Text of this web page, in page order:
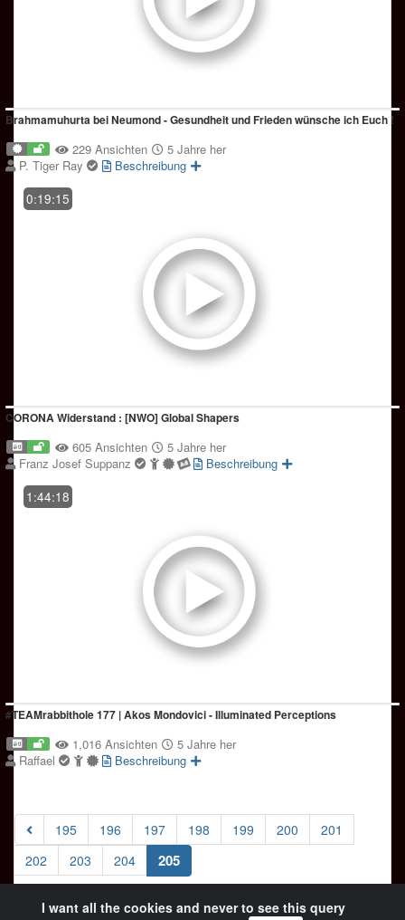
Brahmamuhurta bei Neumond - Gesundheit und Frieden wünsche ich Euch !
229 Ansichten
5 Jahre her
P. Tiger Ray
Beschreibung
0:19:15
CORONA Widerstand : [NWO] Global Shapers
605 Ansichten
5 Jahre her
Franz Josef Suppanz
Beschreibung
1:44:18
#TEAMrabbithole 177 | Akos Mondovici - Illuminated Perceptions
1,016 Ansichten
5 Jahre her
Raffael
Beschreibung
195 196 197 198 199 200
201
202
203 204 205(current)
I want all the cookies and never to see this query